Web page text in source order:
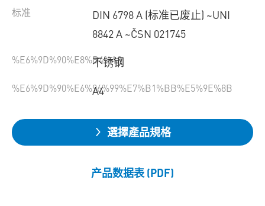
标准
DIN 6798 A (标准已废止) ~UNI
8842 A ~ČSN 021745
%E6%9D%90%E8%B4%A8
不锈钢
%E6%9D%90%E6%96%99%E7%B1%BB%E5%9E%8B
A4
選擇產品規格
产品数据表 (PDF)